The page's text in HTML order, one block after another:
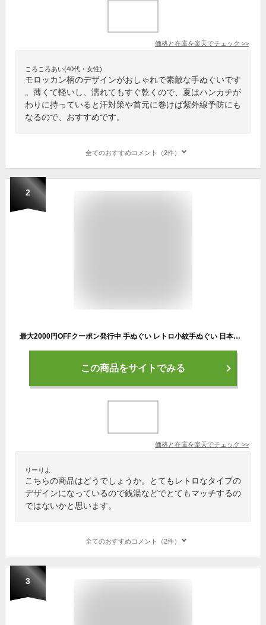
価格と在庫を楽天でチェック >>
ころころあい(40代・女性)
モロッカン柄のデザインがおしゃれで素敵な手ぬぐいです
。薄くて軽いし、濡れてもすぐ乾くので、夏はハンカチが
わりに持っていると汗対策や首元に巻けば紫外線予防にも
なるので、おすすめです。
全てのおすすめコメント（2件）
2
最大2000円OFFクーポン発行中 手ぬぐい レトロ小紋手ぬぐい 日本製 綿 帯付 てぬぐい 手拭い 布マスク 手作り マスク 生地 おしゃれ かわいい モダン 小紋 赤ちゃん プチギフト ノベルティ 誕生日 出産 メール便 送料無料 ポイント消化 2022 父の日
この商品をサイトでみる
価格と在庫を楽天でチェック >>
りーりよ
こちらの商品はどうでしょうか。とてもレトロなタイプの
デザインになっているので銭湯などでとてもマッチするの
ではないかと思います。
全てのおすすめコメント（2件）
3